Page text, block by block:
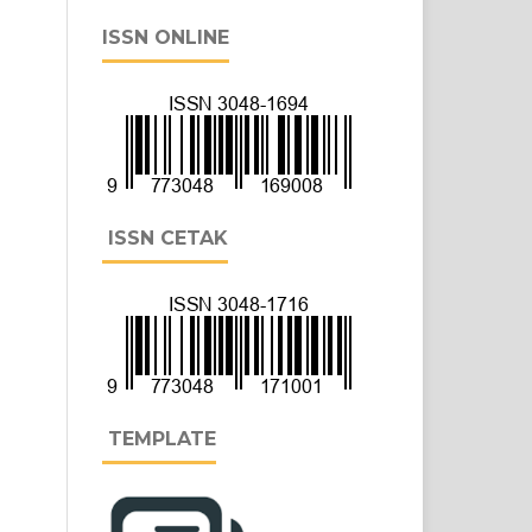
ISSN ONLINE
ISSN CETAK
TEMPLATE